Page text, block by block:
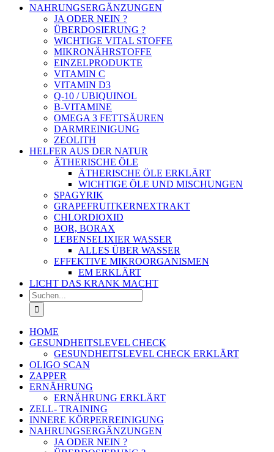
NAHRUNGSERGÄNZUNGEN
JA ODER NEIN ?
ÜBERDOSIERUNG ?
WICHTIGE VITAL STOFFE
MIKRONÄHRSTOFFE
EINZELPRODUKTE
VITAMIN C
VITAMIN D3
Q-10 / UBIQUINOL
B-VITAMINE
OMEGA 3 FETTSÄUREN
DARMREINIGUNG
ZEOLITH
HELFER AUS DER NATUR
ÄTHERISCHE ÖLE
ÄTHERISCHE ÖLE ERKLÄRT
WICHTIGE ÖLE UND MISCHUNGEN
SPAGYRIK
GRAPEFRUITKERNEXTRAKT
CHLORDIOXID
BOR, BORAX
LEBENSELIXIER WASSER
ALLES ÜBER WASSER
EFFEKTIVE MIKROORGANISMEN
EM ERKLÄRT
LICHT DAS KRANK MACHT
Suche
nach:
HOME
GESUNDHEITSLEVEL CHECK
GESUNDHEITSLEVEL CHECK ERKLÄRT
OLIGO SCAN
ZAPPER
ERNÄHRUNG
ERNÄHRUNG ERKLÄRT
ZELL- TRAINING
INNERE KÖRPERREINIGUNG
NAHRUNGSERGÄNZUNGEN
JA ODER NEIN ?